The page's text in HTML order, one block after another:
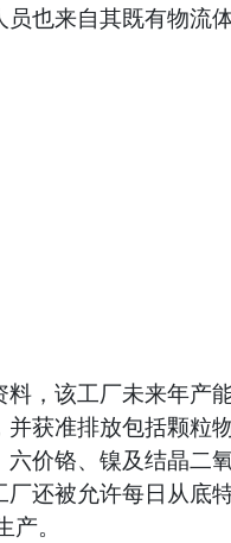
也来自其既有物流体
料，该工厂未来年产
并获准排放包括颗粒
六价铬、镍及结晶二
厂还被允许每日从底
。